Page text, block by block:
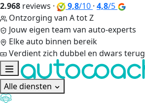
2.968 reviews · 9,8/10 · 4,8/5
Ontzorging van A tot Z
Jouw eigen team van auto-experts
Elke auto binnen bereik
Verdient zich dubbel en dwars terug
Alle diensten